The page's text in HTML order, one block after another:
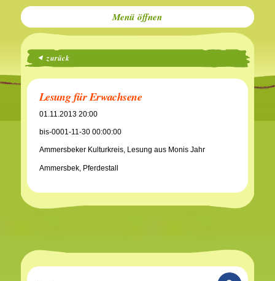
Menü
zurück
Lesung für Erwachsene
01.11.2013 20:00
bis-0001-11-30 00:00:00
Ammersbeker Kulturkreis, Lesung aus Monis Jahr
Ammersbek, Pferdestall